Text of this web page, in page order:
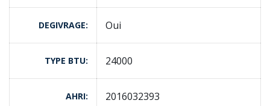
DEGIVRAGE Oui
TYPE BTU 24000
AHRI 2016032393